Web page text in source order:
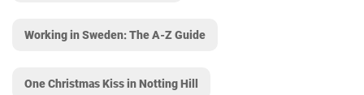
Working in Sweden: The A-Z Guide
One Christmas Kiss in Notting Hill